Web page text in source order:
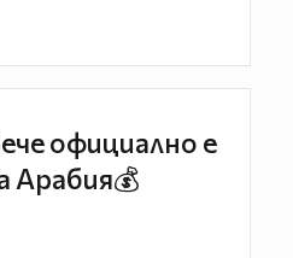
официално е
Арабия💰